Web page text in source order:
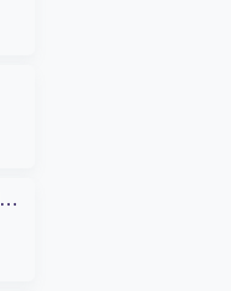
«CLEVELAND MAIDAN ASSOCIATION»